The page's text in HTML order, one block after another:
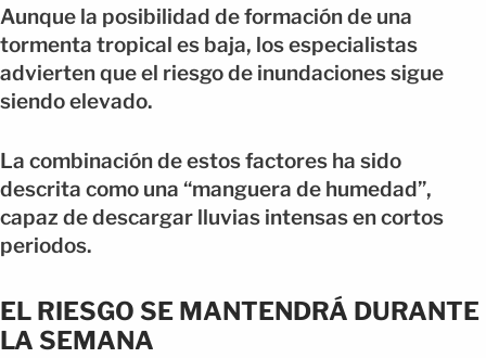
Aunque la posibilidad de formación de una
tormenta tropical es baja, los especialistas
advierten que el riesgo de inundaciones sigue
siendo elevado.
La combinación de estos factores ha sido
descrita como una “manguera de humedad”,
capaz de descargar lluvias intensas en cortos
periodos.
EL RIESGO SE MANTENDRÁ DURANTE
LA SEMANA